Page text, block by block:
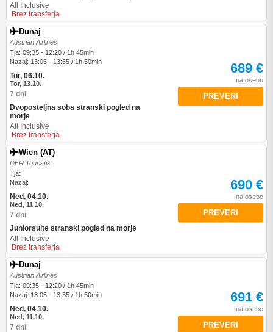
All Inclusive
Brez transferja
Dunaj
Austrian Airlines
Tja: 09:35 - 12:20 / 1h 45min
Nazaj: 13:05 - 13:55 / 1h 50min
Tor, 06.10.
Tor, 13.10.
7 dni
Dvoposteljna soba stranski pogled na
morje
All Inclusive
Brez transferja
689 €
na osebo
PREVERI
Wien (AT)
DER Touristik
Tja:
Nazaj:
Ned, 04.10.
Ned, 11.10.
7 dni
Juniorsuite stranski pogled na morje
All Inclusive
Brez transferja
690 €
na osebo
PREVERI
Dunaj
Austrian Airlines
Tja: 09:35 - 12:20 / 1h 45min
Nazaj: 13:05 - 13:55 / 1h 50min
Ned, 04.10.
Ned, 11.10.
7 dni
691 €
na osebo
PREVERI